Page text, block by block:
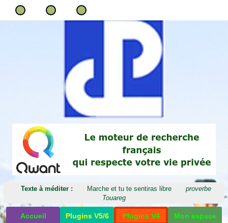
Texte à méditer : Marche et tu te sentiras libre
proverbe
Touareg
Accueil Plugins V5/6 Plugins V4 Mon espace